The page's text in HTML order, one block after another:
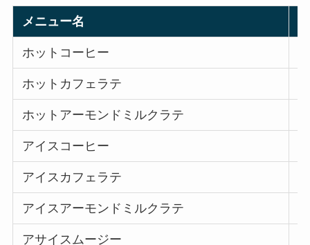
メニュー名
ホットコーヒー
ホットカフェラテ
ホットアーモンドミルクラテ
アイスコーヒー
アイスカフェラテ
アイスアーモンドミルクラテ
アサイスムージー